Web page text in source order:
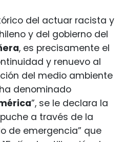
del actuar racista y
y del gobierno del
, es precisamente el
y renuevo al
del medio ambiente
denominado
”, se le declara la
a través de la
de emergencia” que